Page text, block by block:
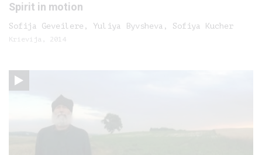
Spirit in motion
Sofija Geveilere, Yuliya Byvsheva, Sofiya Kucher
Krievija, 2014